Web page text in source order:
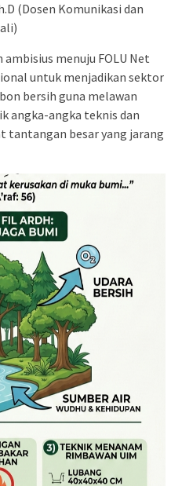
(Dosen Komunikasi dan
menuju FOLU Net
untuk menjadikan sektor
bersih guna melawan
angka-angka teknis dan
besar yang jarang